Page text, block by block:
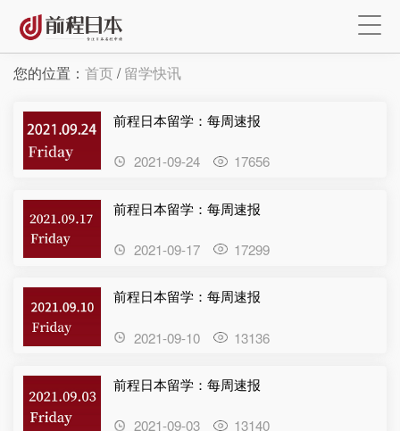
您的位置： 首页/留学快讯
前程日本留学：每周速报
2021-09-24 17656
前程日本留学：每周速报
2021-09-17 17299
前程日本留学：每周速报
2021-09-10 13136
前程日本留学：每周速报
2021-09-03 13140
注册